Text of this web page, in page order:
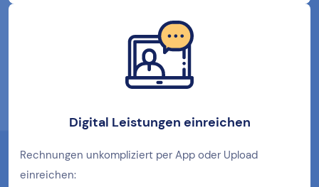
Digital Leistungen einreichen
Rechnungen unkompliziert per App oder Upload
einreichen: